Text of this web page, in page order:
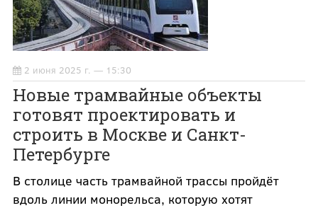
2 июня 2025 г. — 15:30
Новые трамвайные объекты
готовят проектировать и
строить в Москве и Санкт-
Петербурге
В столице часть трамвайной трассы пройдёт
вдоль линии монорельса, которую хотят